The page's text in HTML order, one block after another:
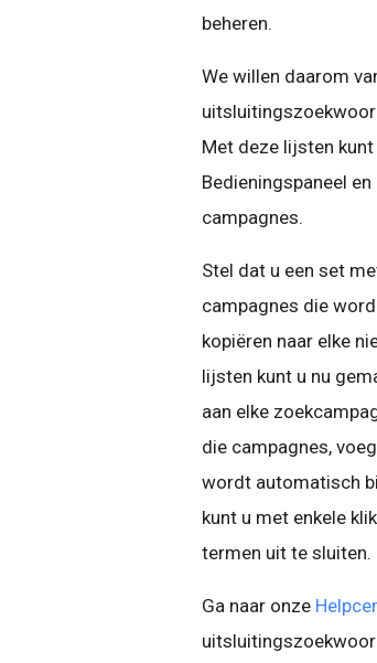
beheren.
We willen daarom
Met deze lijsten
Bedieningspaneel
campagnes.
Stel dat u een set
campagnes die
kopiëren naar elke
lijsten kunt u nu
aan elke
die campagnes,
wordt automatisch
kunt u met enkele
termen uit te sluiten.
Ga naar onze